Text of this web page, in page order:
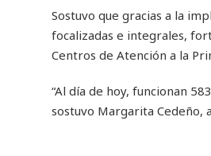
Sostuvo que gracias a la
focalizadas e integrales,
Centros de Atención a la
“Al día de hoy, funcionan
sostuvo Margarita Cedeño,